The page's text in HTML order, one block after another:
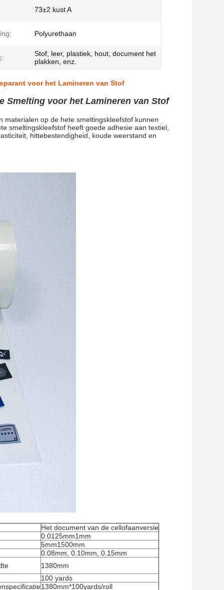
73±2 kust A
Polyurethaan
Stof, leer, plastiek, hout, document het
plakken, enz.
voor het Lamineren van Stof
Smelting voor het Lamineren van Stof
op de hete smeltingskleefstof kunnen
smeltingskleefstof heeft goede adhesie aan textiel,
hittebestendigheid, koude weerstand en
Het document van de cellofaanversie
0.0125mm1mm
5mm1500mm
0.08mm, 0.10mm, 0.15mm
1380mm
100 yards
1380mm*100yards/roll